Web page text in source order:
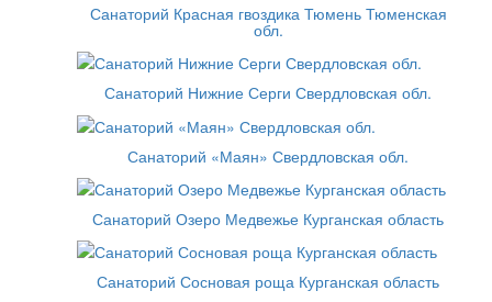
Санаторий Красная гвоздика Тюмень Тюменская
обл.
Санаторий Нижние Серги Свердловская обл.
Санаторий «Маян» Свердловская обл.
Санаторий Озеро Медвежье Курганская область
Санаторий Сосновая роща Курганская область